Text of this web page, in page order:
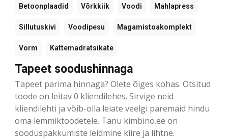
Betoonplaadid Võrkkiik Voodi Mahlapress
Sillutuskivi Voodipesu Magamistoakomplekt
Vorm Kattemadratsikate
Tapeet soodushinnaga
Tapeet parima hinnaga? Olete õiges kohas. Otsitud
toode on leitav 0 kliendilehes. Sirvige neid
kliendilehti ja võib-olla leiate veelgi paremaid hindu
oma lemmiktoodetele. Tänu kimbino.ee on
sooduspakkumiste leidmine kiire ja lihtne.